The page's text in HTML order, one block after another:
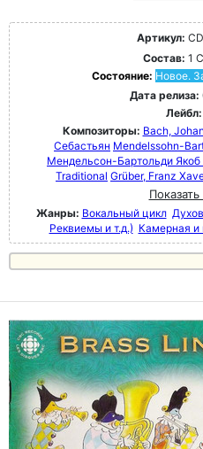
Артикул:
Состав: 1
Состояние: Новое.
Дата релиза:
Лейбл:
Композиторы: Bach,
Себастьян Mendelssohn-
Мендельсон-Бартольди
Traditional Grüber, Franz
Жанры: Вокальный цикл
Реквиемы и т.д.) Камерная и